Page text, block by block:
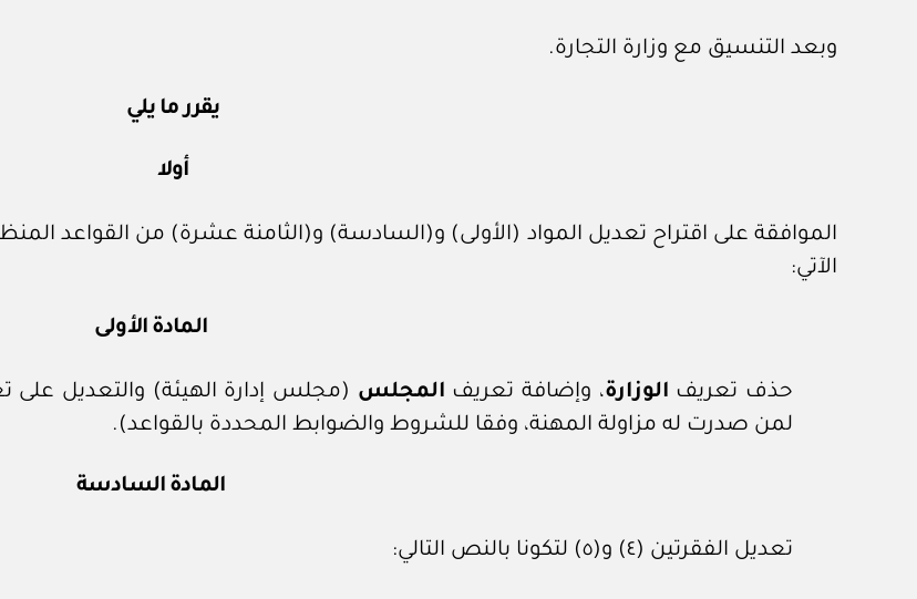
وبعد التنسيق مع وزارة التجارة.
يقرر ما يلي
أولا
الموافقة على اقتراح تعديل المواد (الأولى) و(السادسة) و(الثامنة عشرة) من القواعد
الآتي:
المادة الأولى
حذف تعريف الوزارة، وإضافة تعريف المجلس (مجلس إدارة الهيئة) والتعديل على
لمن صدرت له مزاولة المهنة، وفقا للشروط والضوابط المحددة بالقواعد).
المادة السادسة
تعديل الفقرتين (٤) و(٥) لتكونا بالنص التالي: